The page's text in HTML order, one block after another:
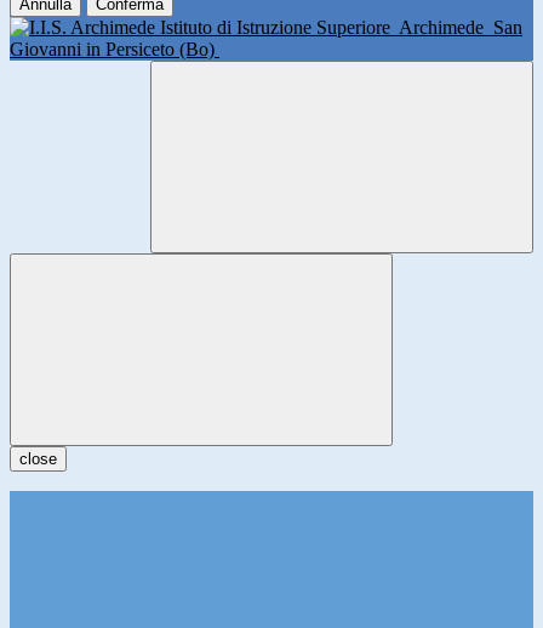
Annulla Conferma
Istituto di Istruzione Superiore Archimede San
Giovanni in Persiceto (Bo)
close